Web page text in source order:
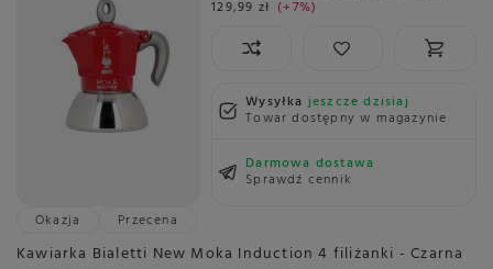
129,99 zł +7%
Wysyłkajeszcze dzisiaj
Towar dostępny w magazynie
Darmowa dostawa
Sprawdź cennik
Okazja
Przecena
Kawiarka Bialetti New Moka Induction 4 filiżanki - Czarna